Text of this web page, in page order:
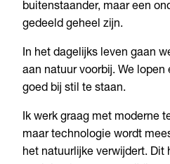
buitenstaander, maar een
gedeeld geheel zijn.
In het dagelijks leven gaan
aan natuur voorbij. We
goed bij stil te staan.
Ik werk graag met moderne
maar technologie wordt
het natuurlijke verwijdert. Dit